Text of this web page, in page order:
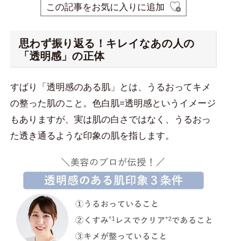
この記事をお気に入りに追加
思わず振り返る！キレイなあの人の
「透明感」の正体
すばり「透明感のある肌」とは、うるおってキメ
の整った肌のこと。色白肌=透明感というイメージ
もありますが、実は肌の白さではなく、うるおっ
た透き通るような印象の肌を指します。